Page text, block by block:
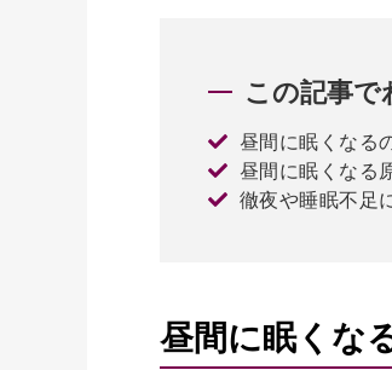
この記事で
昼間に眠くなる
昼間に眠くなる
徹夜や睡眠不足
昼間に眠くな